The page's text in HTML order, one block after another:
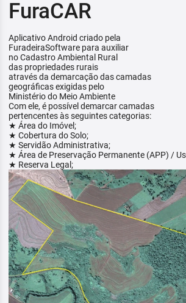
FuraCAR
Aplicativo Android criado pela
FuradeiraSoftware para auxiliar
no Cadastro Ambiental Rural
das propriedades rurais
através da demarcação das camadas
geográficas exigidas pelo
Ministério do Meio Ambiente
Com ele, é possível demarcar camadas
pertencentes às seguintes categorias:
★ Área do Imóvel;
★ Cobertura do Solo;
★ Servidão Administrativa;
★ Área de Preservação Permanente (APP) /
★ Reserva Legal;